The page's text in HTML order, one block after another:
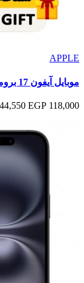
APPLE
موبايل آيفون 17 بروماكس 512 جيجابايت بضمان محلي ABM
118,000 EGP
EGP